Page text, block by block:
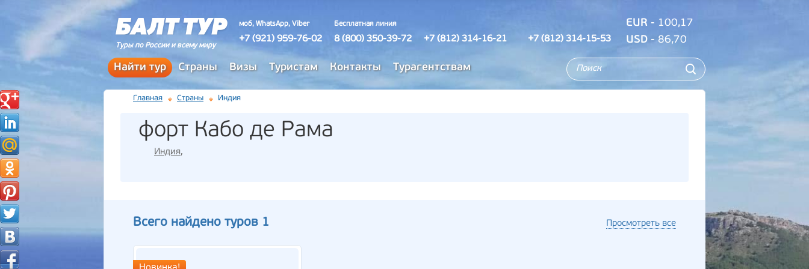
Туры по России и всему миру
моб, WhatsApp, Viber
+7 (921) 959-76-02
Бесплатная линия
8 (800) 350-39-72 +7 (812) 314-16-21 +7 (812) 314-15-53
EUR - 100,17
USD - 86,70
Найти тур Страны Визы Туристам Контакты Турагентствам
Главная Страны Индия
форт Кабо де Рама
Индия,
Всего найдено туров 1 Просмотреть все